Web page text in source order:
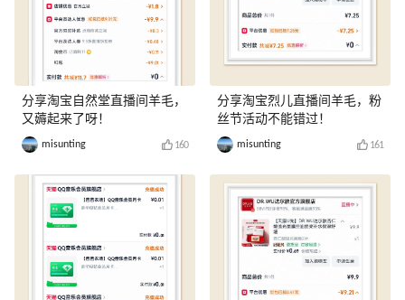
分享淘宝自然堂直播间羊毛，
又薅起来了呀！
misunting 160
分享淘宝烈儿直播间羊毛，粉
丝节活动不能错过！
misunting 161